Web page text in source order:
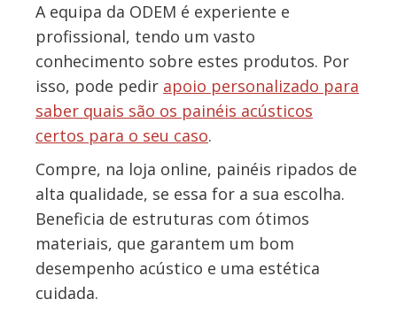
A equipa da ODEM é experiente e
profissional, tendo um vasto
conhecimento sobre estes produtos. Por
isso, pode pedir apoio personalizado para
saber quais são os painéis acústicos
certos para o seu caso.
Compre, na loja online, painéis ripados de
alta qualidade, se essa for a sua escolha.
Beneficia de estruturas com ótimos
materiais, que garantem um bom
desempenho acústico e uma estética
cuidada.